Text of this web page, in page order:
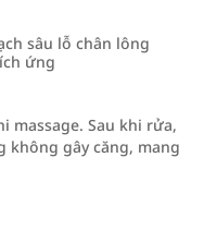
sâu lỗ chân lông
ứng
massage. Sau khi rửa,
không gây căng, mang